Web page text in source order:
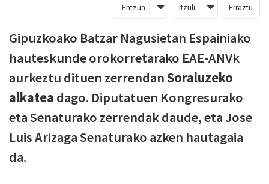
Entzun Itzuli Erraztu
Gipuzkoako Batzar Nagusietan Espainiako
hauteskunde orokorretarako EAE-ANVk
aurkeztu dituen zerrendanSoraluzeko
alkatea dago. Diputatuen Kongresurako
eta Senaturako zerrendak daude, eta Jose
Luis Arizaga Senaturako azken hautagaia
da.